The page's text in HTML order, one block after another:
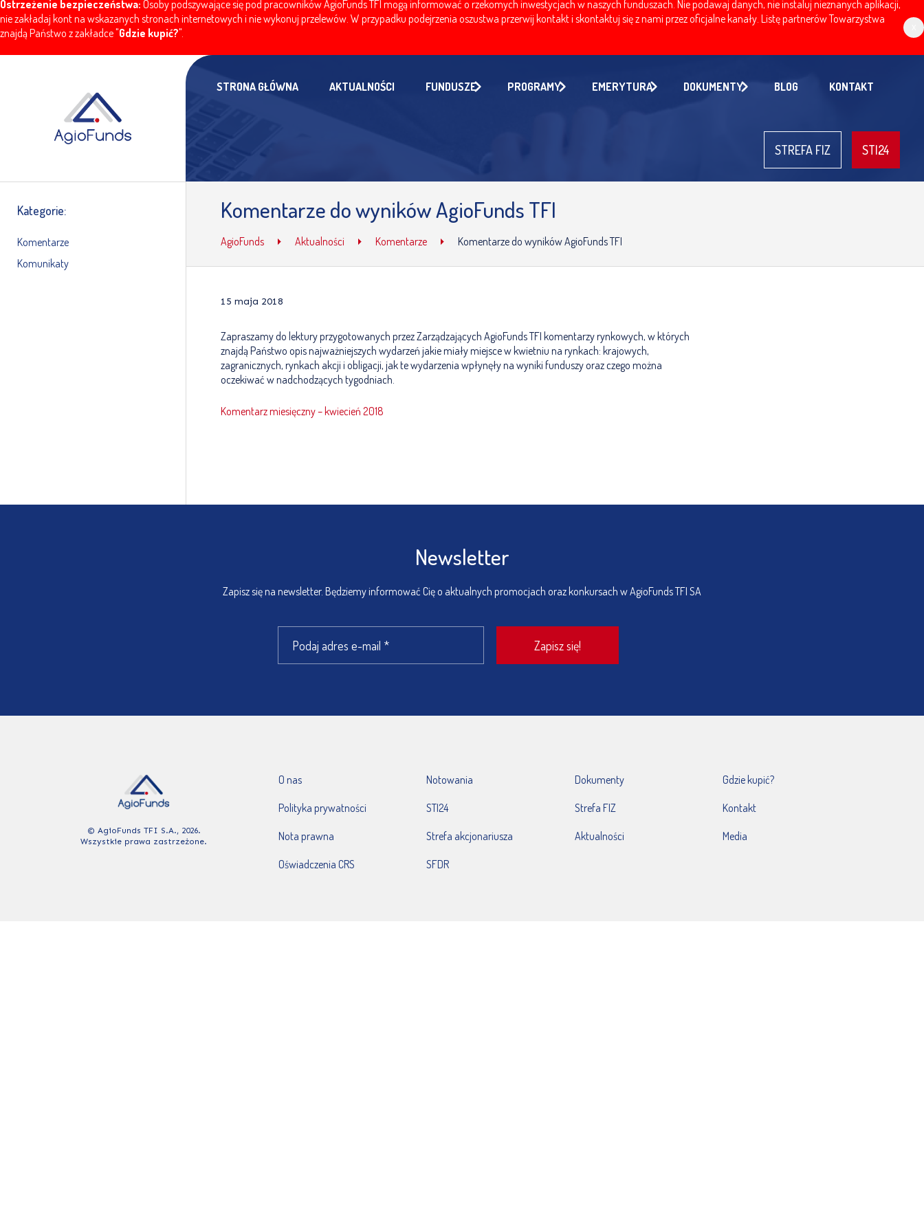
Ostrzeżenie bezpieczeństwa: Osoby podszywające się pod pracowników AgioFunds TFI mogą informować o rzekomych inwestycjach w naszych funduszach. Nie podawaj danych, nie instaluj nieznanych aplikacji,
nie zakładaj kont na wskazanych stronach internetowych i nie wykonuj przelewów. W przypadku podejrzenia oszustwa przerwij kontakt i skontaktuj się z nami przez oficjalne kanały. Listę partnerów Towarzystwa
znajdą Państwo z zakładce "Gdzie kupić?".
STRONA GŁÓWNA AKTUALNOŚCI FUNDUSZE PROGRAMY EMERYTURA DOKUMENTY BLOG KONTAKT
STREFA FIZ STI24
Kategorie:
Komentarze
Komunikaty
Komentarze do wyników AgioFunds TFI
AgioFunds Aktualności Komentarze Komentarze do wyników AgioFunds TFI
15 maja 2018
Zapraszamy do lektury przygotowanych przez Zarządzających AgioFunds TFI komentarzy rynkowych, w których
znajdą Państwo opis najważniejszych wydarzeń jakie miały miejsce w kwietniu na rynkach: krajowych,
zagranicznych, rynkach akcji i obligacji, jak te wydarzenia wpłynęły na wyniki funduszy oraz czego można
oczekiwać w nadchodzących tygodniach.
Komentarz miesięczny – kwiecień 2018
Newsletter
Zapisz się na newsletter. Będziemy informować Cię o aktualnych promocjach oraz konkursach w AgioFunds TFI SA
© AgioFunds TFI S.A., 2026.
Wszystkie prawa zastrzeżone.
O nas
Polityka prywatności
Nota prawna
Oświadczenia CRS
Notowania
STI24
Strefa akcjonariusza
SFDR
Dokumenty
Strefa FIZ
Aktualności
Gdzie kupić?
Kontakt
Media